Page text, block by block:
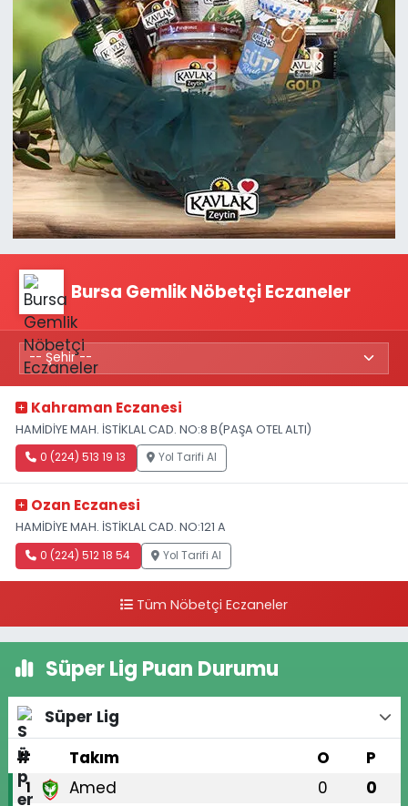
Bursa Gemlik Nöbetçi Eczaneler
Kahraman Eczanesi
HAMİDİYE MAH. İSTİKLAL CAD. NO:8 B(PAŞA OTEL ALTI)
0 (224) 513 19 13 Yol Tarifi Al
Ozan Eczanesi
HAMİDİYE MAH. İSTİKLAL CAD. NO:121 A
0 (224) 512 18 54 Yol Tarifi Al
Tüm Nöbetçi Eczaneler
Süper Lig Puan Durumu
Süper Lig
#
Takım O P
1 Amed 0 0